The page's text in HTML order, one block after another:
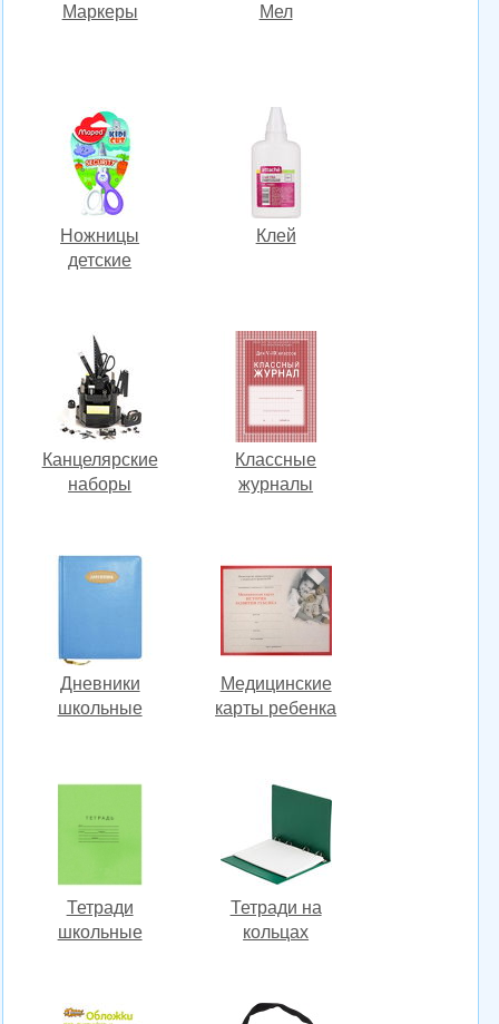
Маркеры Мел
Ножницы
детские
Клей
Канцелярские
наборы
Классные
журналы
Дневники
школьные
Медицинские
карты ребенка
Тетради
школьные
Тетради на
кольцах